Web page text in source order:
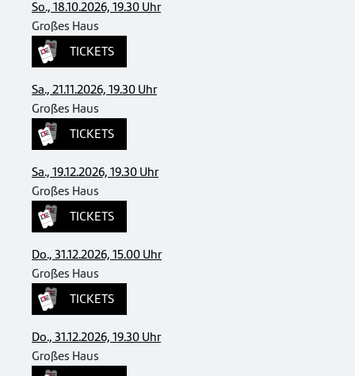
So., 18.10.2026, 19.30 Uhr
Großes Haus
TICKETS
Sa., 21.11.2026, 19.30 Uhr
Großes Haus
TICKETS
Sa., 19.12.2026, 19.30 Uhr
Großes Haus
TICKETS
Do., 31.12.2026, 15.00 Uhr
Großes Haus
TICKETS
Do., 31.12.2026, 19.30 Uhr
Großes Haus